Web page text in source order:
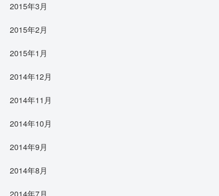
2015年3月
2015年2月
2015年1月
2014年12月
2014年11月
2014年10月
2014年9月
2014年8月